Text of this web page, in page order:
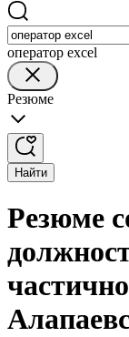
оператор excel
Резюме
Найти
Резюме